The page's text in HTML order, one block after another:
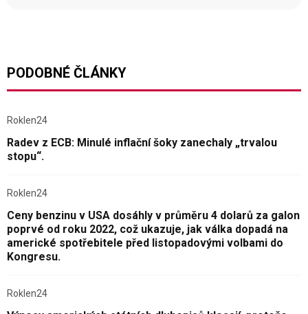
PODOBNÉ ČLÁNKY
Roklen24
Radev z ECB: Minulé inflační šoky zanechaly „trvalou
stopu“.
Roklen24
Ceny benzinu v USA dosáhly v průměru 4 dolarů za galon
poprvé od roku 2022, což ukazuje, jak válka dopadá na
americké spotřebitele před listopadovými volbami do
Kongresu.
Roklen24